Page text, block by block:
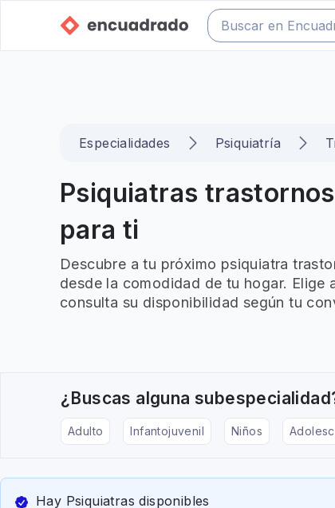
Especialidades Psiquiatría
Psiquiatras
para ti
Descubre a tu próximo psiquiatra
desde la comodidad de tu hogar. Elige
consulta su disponibilidad según tu
¿Buscas alguna
Adulto Infantojuvenil Niños
Hay Psiquiatras disponibles